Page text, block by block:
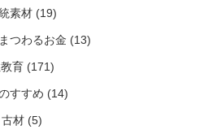
素材 (19)
つわるお金 (13)
育 (171)
すすめ (14)
古材 (5)